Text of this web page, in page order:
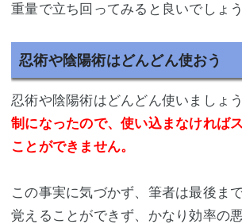
重量で立ち回ってみると良いでしょう
忍術や陰陽術はどんどん使おう
忍術や陰陽術はどんどん使いましょう
制になったので、使い込まなければ
ことができません。
この事実に気づかず、筆者は最後ま
覚えることができず、かなり効率の